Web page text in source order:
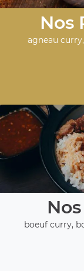
Nos
agneau
boeuf curry,